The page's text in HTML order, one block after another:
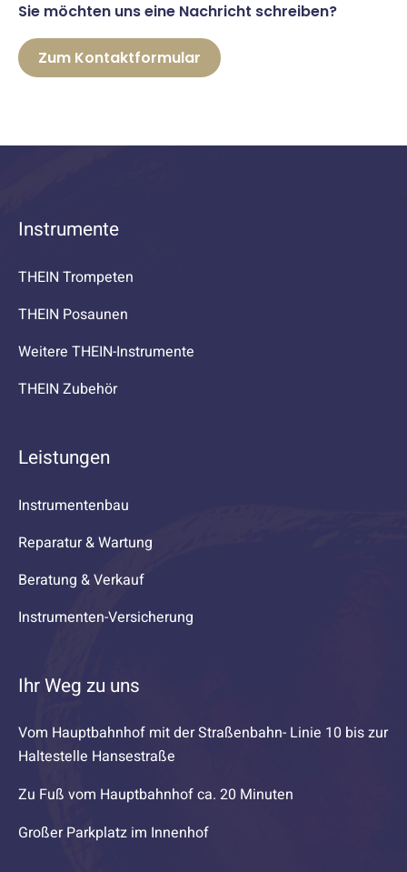
Sie möchten uns eine Nachricht schreiben?
Zum Kontaktformular
Instrumente
THEIN Trompeten
THEIN Posaunen
Weitere THEIN-Instrumente
THEIN Zubehör
Leistungen
Instrumentenbau
Reparatur & Wartung
Beratung & Verkauf
Instrumenten-Versicherung
Ihr Weg zu uns
Vom Hauptbahnhof mit der Straßenbahn- Linie 10 bis zur
Haltestelle Hansestraße
Zu Fuß vom Hauptbahnhof ca. 20 Minuten
Großer Parkplatz im Innenhof